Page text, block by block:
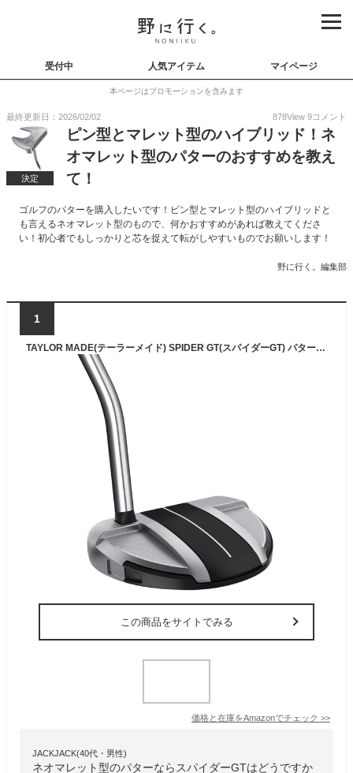
受付中 人気アイテム マイページ
本ページはプロモーションを含みます
最終更新日：2026/02/02 878View 9コメント
決定
ピン型とマレット型のハイブリッド！ネ
オマレット型のパターのおすすめを教え
て！
ゴルフのパターを購入したいです！ピン型とマレット型のハイブリッドと
も言えるネオマレット型のもので、何かおすすめがあれば教えてくださ
い！初心者でもしっかりと芯を捉えて転がしやすいものでお願いします！
野に行く。編集部
1
TAYLOR MADE(テーラーメイド) SPIDER GT(スパイダーGT) パター シングルベンド メンズゴルフクラブ 右用 PT 33インチ ホーゼルタイプ : シングルベンド
この商品をサイトでみる
価格と在庫をAmazonでチェック >>
JACKJACK(40代・男性)
ネオマレット型のパターならスパイダーGTはどうですか